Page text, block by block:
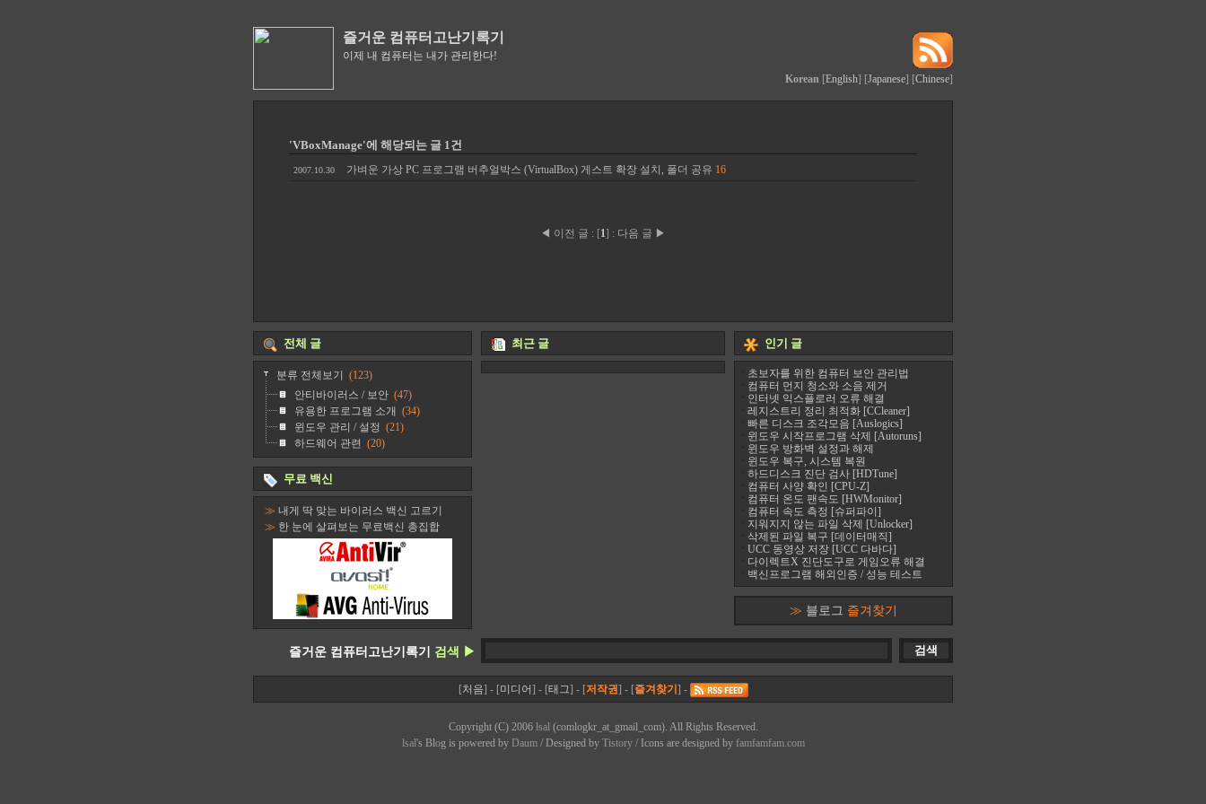
즐거운 컴퓨터고난기록기
이제 내 컴퓨터는 내가 관리한다!
Korean [English] [Japanese] [Chinese]
'VBoxManage'에 해당되는 글 1건
2007.10.30 가벼운 가상 PC 프로그램 버추얼박스 (VirtualBox) 게스트 확장 설치, 폴더 공유 16
◀ 이전 글 : [1] : 다음 글 ▶
전체 글
분류 전체보기
(123)
안티바이러스 / 보안 (47)
유용한 프로그램 소개 (34)
윈도우 관리 / 설정 (21)
하드웨어 관련 (20)
무료 백신
≫ 내게 딱 맞는 바이러스 백신 고르기
≫ 한 눈에 살펴보는 무료백신 총집합
최근 글 인기 글
초보자를 위한 컴퓨터 보안 관리법
컴퓨터 먼지 청소와 소음 제거
인터넷 익스플로러 오류 해결
레지스트리 정리 최적화 [CCleaner]
빠른 디스크 조각모음 [Auslogics]
윈도우 시작프로그램 삭제 [Autoruns]
윈도우 방화벽 설정과 해제
윈도우 복구, 시스템 복원
하드디스크 진단 검사 [HDTune]
컴퓨터 사양 확인 [CPU-Z]
컴퓨터 온도 팬속도 [HWMonitor]
컴퓨터 속도 측정 [슈퍼파이]
지워지지 않는 파일 삭제 [Unlocker]
삭제된 파일 복구 [데이터매직]
UCC 동영상 저장 [UCC 다바다]
다이렉트X 진단도구로 게임오류 해결
백신프로그램 해외인증 / 성능 테스트
≫ 블로그 즐겨찾기
즐거운 컴퓨터고난기록기 검색 ▶
[처음] - [미디어] - [태그] - [저작권] - [즐겨찾기 ] -
Copyright (C) 2006 lsal(comlogkr_at_gmail_com). All Rights Reserved.
lsal's Blog is powered by Daum/ Designed by Tistory/ Icons are designed by famfamfam.com